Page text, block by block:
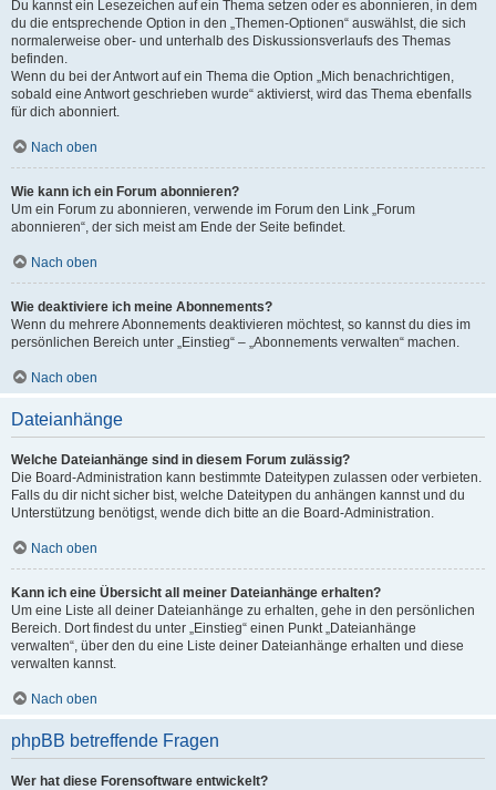
Du kannst ein Lesezeichen auf ein Thema setzen oder es abonnieren, in dem
du die entsprechende Option in den „Themen-Optionen“ auswählst, die sich
normalerweise ober- und unterhalb des Diskussionsverlaufs des Themas
befinden.
Wenn du bei der Antwort auf ein Thema die Option „Mich benachrichtigen,
sobald eine Antwort geschrieben wurde“ aktivierst, wird das Thema ebenfalls
für dich abonniert.
Nach oben
Wie kann ich ein Forum abonnieren?
Um ein Forum zu abonnieren, verwende im Forum den Link „Forum
abonnieren“, der sich meist am Ende der Seite befindet.
Nach oben
Wie deaktiviere ich meine Abonnements?
Wenn du mehrere Abonnements deaktivieren möchtest, so kannst du dies im
persönlichen Bereich unter „Einstieg“ – „Abonnements verwalten“ machen.
Nach oben
Dateianhänge
Welche Dateianhänge sind in diesem Forum zulässig?
Die Board-Administration kann bestimmte Dateitypen zulassen oder verbieten.
Falls du dir nicht sicher bist, welche Dateitypen du anhängen kannst und du
Unterstützung benötigst, wende dich bitte an die Board-Administration.
Nach oben
Kann ich eine Übersicht all meiner Dateianhänge erhalten?
Um eine Liste all deiner Dateianhänge zu erhalten, gehe in den persönlichen
Bereich. Dort findest du unter „Einstieg“ einen Punkt „Dateianhänge
verwalten“, über den du eine Liste deiner Dateianhänge erhalten und diese
verwalten kannst.
Nach oben
phpBB betreffende Fragen
Wer hat diese Forensoftware entwickelt?